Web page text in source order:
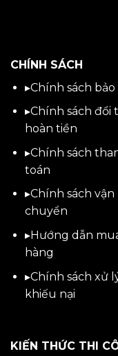
CHÍNH SÁCH
▸Chính sách
▸Chính sách đổi
hoàn tiền
▸Chính sách
toán
▸Chính sách vận
chuyển
▸Hướng dẫn
hàng
▸Chính sách xử
khiếu nại
KIẾN THỨC THI